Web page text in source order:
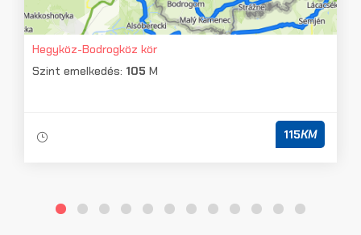
Hegyköz-Bodrogköz kör
Szint emelkedés: 105 M
115KM